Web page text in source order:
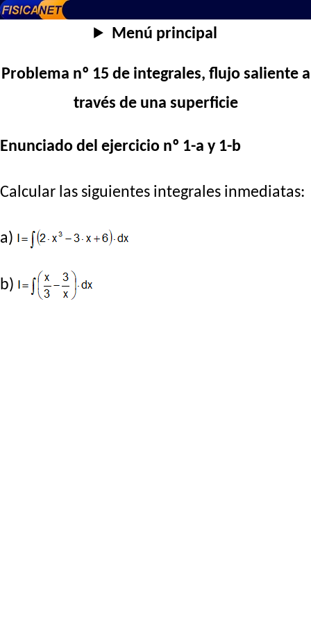
Menú principal
Problema nº 15 de integrales, flujo saliente a
través de una superficie
Enunciado del ejercicio nº 1-a y 1-b
Calcular las siguientes integrales inmediatas:
a)
b)